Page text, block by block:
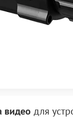
видео для